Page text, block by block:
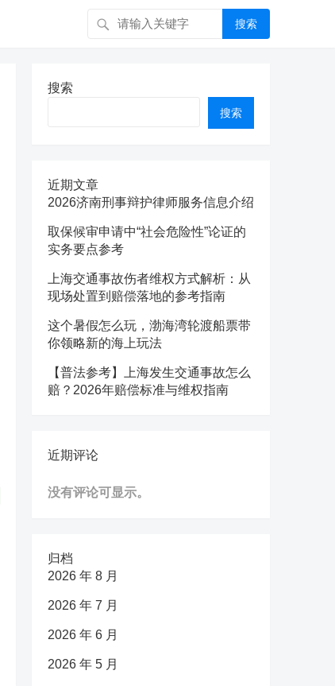
搜索
搜索
搜索
近期文章
2026济南刑事辩护律师服务信息介绍
取保候审申请中“社会危险性”论证的
实务要点参考
上海交通事故伤者维权方式解析：从
现场处置到赔偿落地的参考指南
这个暑假怎么玩，渤海湾轮渡船票带
你领略新的海上玩法
【普法参考】上海发生交通事故怎么
赔？2026年赔偿标准与维权指南
近期评论
没有评论可显示。
归档
2026 年 8 月
2026 年 7 月
2026 年 6 月
2026 年 5 月